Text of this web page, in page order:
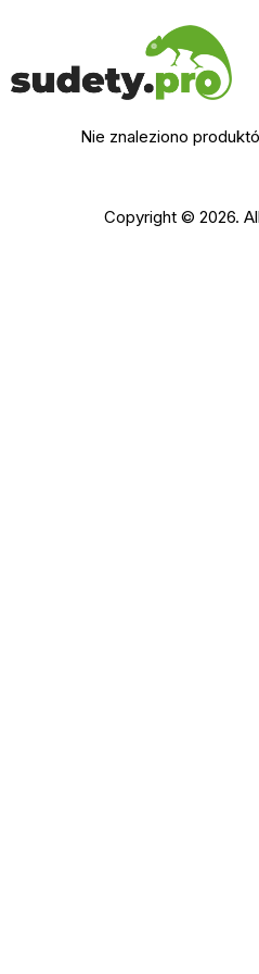
Nie znaleziono
Copyright © 2026.